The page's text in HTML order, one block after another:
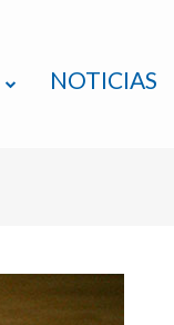
NOTICIAS